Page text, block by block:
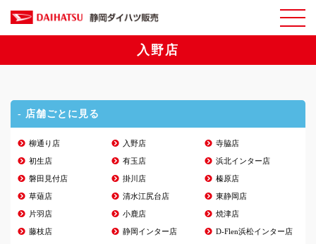
入野店
- 店舗ごとに見る
柳通り店 入野店 寺脇店
初生店 有玉店 浜北インター店
磐田見付店 掛川店 榛原店
草薙店 清水江尻台店 東静岡店
片羽店 小鹿店 焼津店
藤枝店 静岡インター店 D-Flen浜松インター店